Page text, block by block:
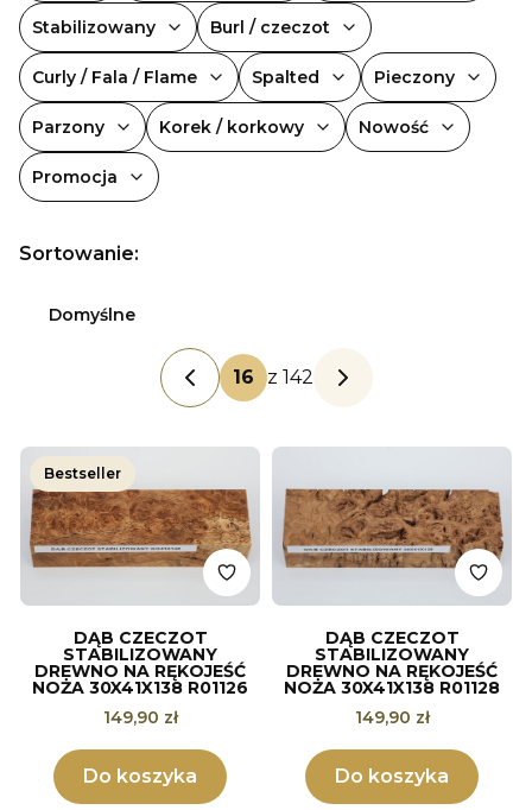
Stabilizowany Burl / czeczot
Curly / Fala / Flame Spalted Pieczony
Parzony Korek / korkowy Nowość
Promocja
Lista produktów
Sortowanie:
Domyślne
Poprzednie produkty
z 142 Następne produkty
Bestseller
DĄB CZECZOT
STABILIZOWANY
DREWNO NA RĘKOJEŚĆ
NOŻA 30X41X138 R01126
Cena
149,90 zł
Do koszyka
DĄB CZECZOT
STABILIZOWANY
DREWNO NA RĘKOJEŚĆ
NOŻA 30X41X138 R01128
Cena
149,90 zł
Do koszyka